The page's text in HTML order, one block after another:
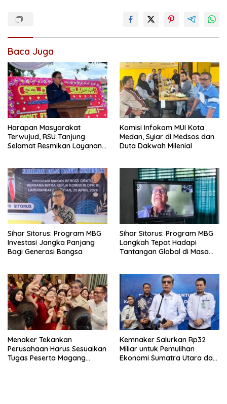
Baca Juga
Harapan Masyarakat
Terwujud, RSU Tanjung
Selamat Resmikan Layanan
Komisi Infokom MUI Kota
Medan, Syiar di Medsos dan
Duta Dakwah Milenial
Sihar Sitorus: Program MBG
Investasi Jangka Panjang
Bagi Generasi Bangsa
Sihar Sitorus: Program MBG
Langkah Tepat Hadapi
Tantangan Global di Masa
Menaker Tekankan
Perusahaan Harus Sesuaikan
Tugas Peserta Magang
Kemnaker Salurkan Rp32
Miliar untuk Pemulihan
Ekonomi Sumatra Utara dan